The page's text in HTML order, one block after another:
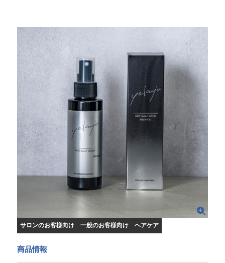
サロンのお客様向け 一般のお客様向け ヘアケア
商品情報